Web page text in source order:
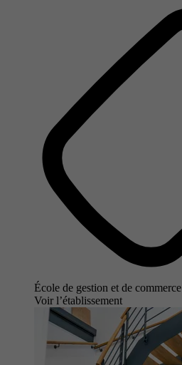
École de gestion et de commerce
Voir l’établissement